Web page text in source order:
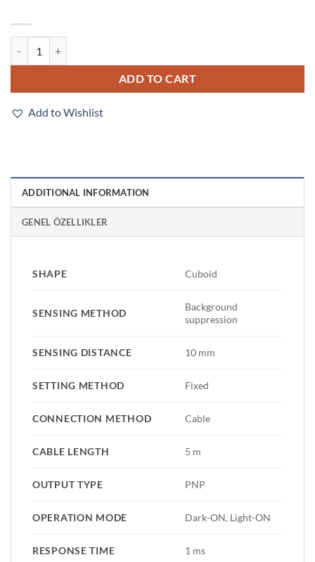
ADD TO CART
Add to Wishlist
ADDITIONAL INFORMATION
GENEL ÖZELLIKLER
SHAPE Cuboid
SENSING METHOD
Background
suppression
SENSING DISTANCE 10 mm
SETTING METHOD Fixed
CONNECTION METHOD Cable
CABLE LENGTH 5 m
OUTPUT TYPE PNP
OPERATION MODE Dark-ON, Light-ON
RESPONSE TIME 1 ms